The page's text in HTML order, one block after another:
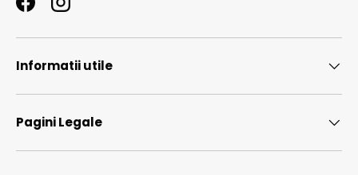
FacebookInstagram
Informatii utile
Pagini Legale